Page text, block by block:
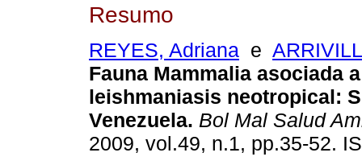
Resumo
REYES, Adriana e
Fauna Mammalia asociada
leishmaniasis neotropical:
Venezuela. Bol Mal Salud
2009, vol.49, n.1, pp.35-52.